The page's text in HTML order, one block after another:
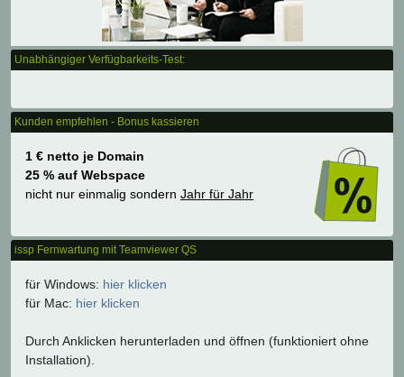
Unabhängiger Verfügbarkeits-Test:
Kunden empfehlen - Bonus kassieren
1 € netto je Domain
25 % auf Webspace
nicht nur einmalig sondern Jahr für Jahr
issp Fernwartung mit Teamviewer QS
für Windows: hier klicken
für Mac: hier klicken
Durch Anklicken herunterladen und öffnen (funktioniert ohne
Installation).